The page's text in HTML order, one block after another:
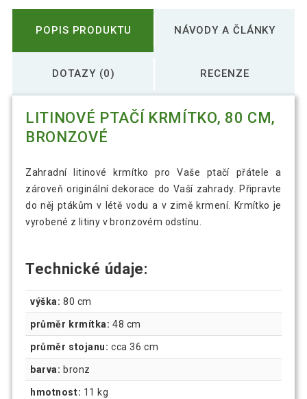
POPIS PRODUKTU NÁVODY A ČLÁNKY
DOTAZY (0) RECENZE
LITINOVÉ PTAČÍ KRMÍTKO, 80 CM,
BRONZOVÉ
Zahradní litinové krmítko pro Vaše ptačí přátele a
zároveň originální dekorace do Vaší zahrady. Připravte
do něj ptákům v létě vodu a v zimě krmení. Krmítko je
vyrobené z litiny v bronzovém odstínu.
Technické údaje:
výška: 80 cm
průměr krmítka: 48 cm
průměr stojanu: cca 36 cm
barva: bronz
hmotnost: 11 kg